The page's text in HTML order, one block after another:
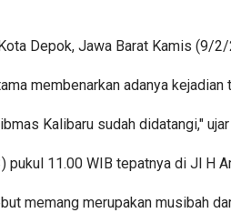
Depok, Jawa Barat Kamis (9/
membenarkan adanya
Kalibaru sudah didatangi,"
11.00 WIB tepatnya di Jl H
memang merupakan musibah